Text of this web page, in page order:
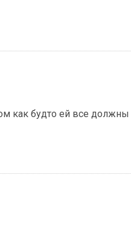
как будто ей все должны